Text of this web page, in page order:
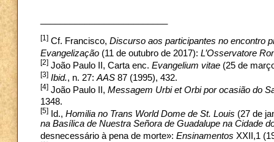
[1] Cf. Francisco, Discurso aos participantes no encontro
Evangelização (11 de outubro de 2017): L’Osservatore
[2] João Paulo II, Carta enc. Evangelium vitae (25 de
[3] Ibid., n. 27: AAS 87 (1995), 432.
[4] João Paulo II, Messagem Urbi et Orbi por ocasião do
1348.
[5] Id., Homilia no Trans World Dome de St. Louis (27 de
na Basílica de Nuestra Señora de Guadalupe na Cidade
desnecessário à pena de morte»: Ensinamentos XXII,1